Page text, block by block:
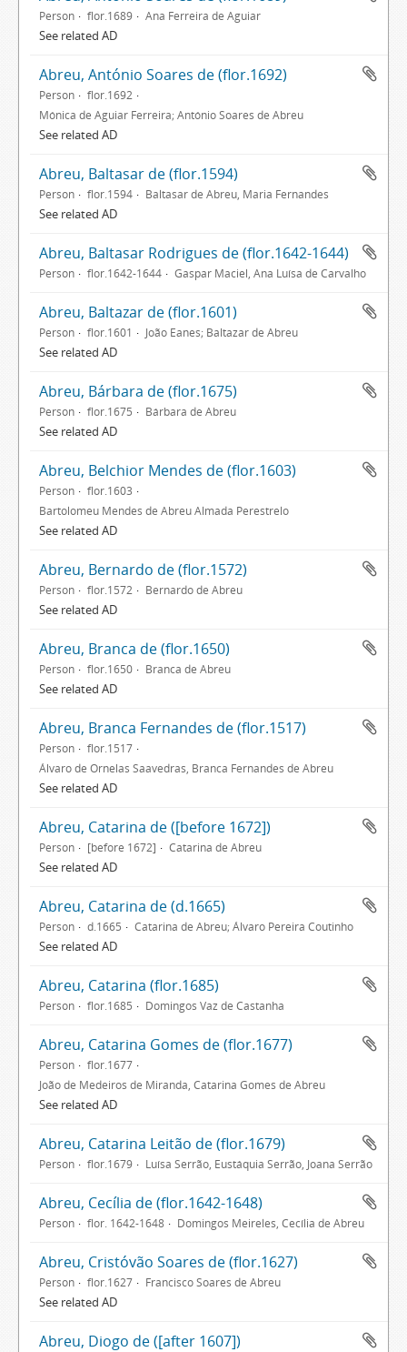
Person flor.1689 Ana Ferreira de Aguiar
See related AD
Abreu, António Soares de (flor.1692)
Person
flor.1692
Mónica de Aguiar Ferreira; António Soares de Abreu
See related AD
Abreu, Baltasar de (flor.1594)
Person flor.1594 Baltasar de Abreu, Maria Fernandes
See related AD
Abreu, Baltasar Rodrigues de (flor.1642-1644)
Person flor.1642-1644 Gaspar Maciel, Ana Luísa de Carvalho
Abreu, Baltazar de (flor.1601)
Person flor.1601 João Eanes; Baltazar de Abreu
See related AD
Abreu, Bárbara de (flor.1675)
Person flor.1675 Bárbara de Abreu
See related AD
Abreu, Belchior Mendes de (flor.1603)
Person
flor.1603
Bartolomeu Mendes de Abreu Almada Perestrelo
See related AD
Abreu, Bernardo de (flor.1572)
Person flor.1572 Bernardo de Abreu
See related AD
Abreu, Branca de (flor.1650)
Person flor.1650 Branca de Abreu
See related AD
Abreu, Branca Fernandes de (flor.1517)
Person
flor.1517
Álvaro de Ornelas Saavedras, Branca Fernandes de Abreu
See related AD
Abreu, Catarina de ([before 1672])
Person [before 1672] Catarina de Abreu
See related AD
Abreu, Catarina de (d.1665)
Person d.1665 Catarina de Abreu; Álvaro Pereira Coutinho
See related AD
Abreu, Catarina (flor.1685)
Person flor.1685 Domingos Vaz de Castanha
Abreu, Catarina Gomes de (flor.1677)
Person
flor.1677
João de Medeiros de Miranda, Catarina Gomes de Abreu
See related AD
Abreu, Catarina Leitão de (flor.1679)
Person flor.1679 Luísa Serrão, Eustáquia Serrão, Joana Serrão
Abreu, Cecília de (flor.1642-1648)
Person flor. 1642-1648 Domingos Meireles, Cecília de Abreu
Abreu, Cristóvão Soares de (flor.1627)
Person flor.1627 Francisco Soares de Abreu
See related AD
Abreu, Diogo de ([after 1607])